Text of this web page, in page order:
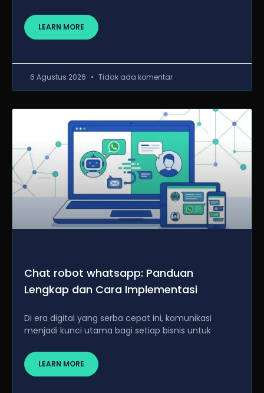
LEARN MORE
6 Agustus 2026 Tidak ada komentar
Chat robot whatsapp: Panduan
Lengkap dan Cara Implementasi
Di era digital yang serba cepat ini, komunikasi
menjadi kunci utama bagi setiap bisnis untuk
LEARN MORE